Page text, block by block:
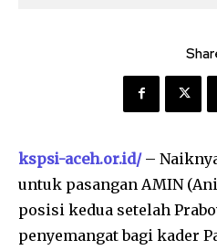
kspsi-aceh.or.id/–
untuk pasangan AMIN
posisi kedua setelah
penyemangat bagi kader